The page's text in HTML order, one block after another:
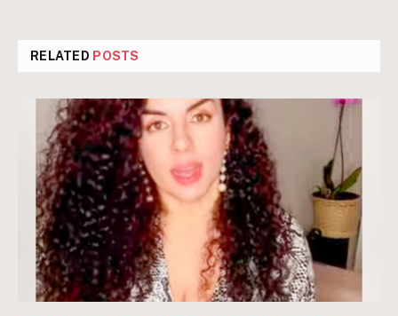
RELATED POSTS